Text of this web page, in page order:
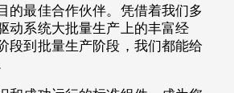
的最佳合作伙伴。凭借着我们多
动系统大批量生产上的丰富经
段到批量生产阶段，我们都能给